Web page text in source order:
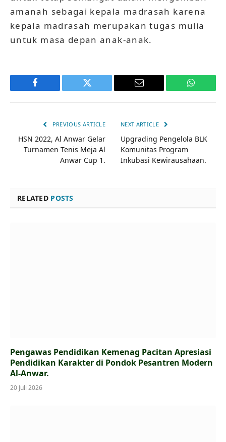
amanah sebagai kepala madrasah karena
kepala madrasah merupakan tugas mulia
untuk masa depan anak-anak.
Facebook Twitter Email
PREVIOUS ARTICLE
HSN 2022, Al Anwar Gelar
Turnamen Tenis Meja Al
Anwar Cup 1.
NEXT ARTICLE
Upgrading Pengelola BLK
Komunitas Program
Inkubasi Kewirausahaan.
RELATED POSTS
Pengawas Pendidikan Kemenag Pacitan Apresiasi
Pendidikan Karakter di Pondok Pesantren Modern
Al-Anwar.
20 Juli 2026